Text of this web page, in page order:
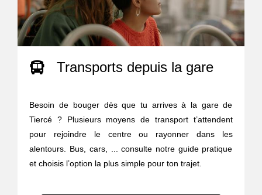
Transports depuis la gare
Besoin de bouger dès que tu arrives à la gare de
Tiercé ? Plusieurs moyens de transport t’attendent
pour rejoindre le centre ou rayonner dans les
alentours. Bus, cars, ... consulte notre guide pratique
et choisis l’option la plus simple pour ton trajet.